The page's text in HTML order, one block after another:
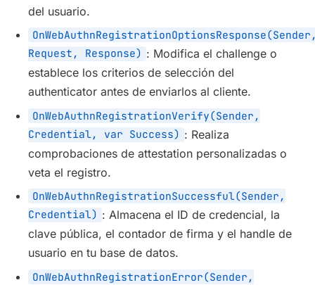
del usuario.
Request, Response) : Modifica el challenge o
establece los criterios de selección del
authenticator antes de enviarlos al cliente.
OnWebAuthnRegistrationVerify(Sender,
Credential, var Success) : Realiza
comprobaciones de attestation personalizadas o
veta el registro.
OnWebAuthnRegistrationSuccessful(Sender,
Credential) : Almacena el ID de credencial, la
clave pública, el contador de firma y el handle de
usuario en tu base de datos.
OnWebAuthnRegistrationError(Sender,